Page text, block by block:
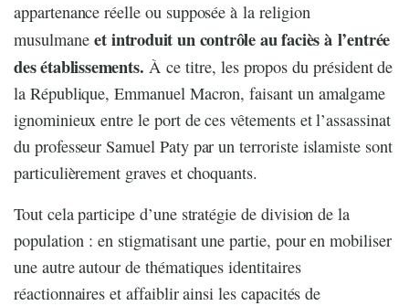
appartenance réelle ou supposée à la religion
musulmaneet introduit un contrôle au faciès à l’entrée
des établissements. À ce titre, les propos du président de
la République, Emmanuel Macron, faisant un amalgame
ignominieux entre le port de ces vêtements et l’assassinat
du professeur Samuel Paty par un terroriste islamiste sont
particulièrement graves et choquants.
Tout cela participe d’une stratégie de division de la
population : en stigmatisant une partie, pour en mobiliser
une autre autour de thématiques identitaires
réactionnaires et affaiblir ainsi les capacités de